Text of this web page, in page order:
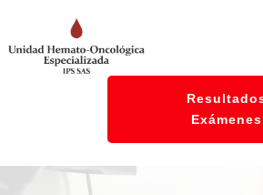
Exámenes